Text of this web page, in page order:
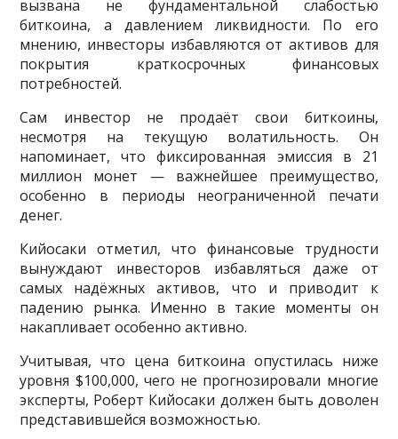
вызвана не фундаментальной слабостью
биткоина, а давлением ликвидности. По его
мнению, инвесторы избавляются от активов для
покрытия краткосрочных финансовых
потребностей.
Сам инвестор не продаёт свои биткоины,
несмотря на текущую волатильность. Он
напоминает, что фиксированная эмиссия в 21
миллион монет — важнейшее преимущество,
особенно в периоды неограниченной печати
денег.
Кийосаки отметил, что финансовые трудности
вынуждают инвесторов избавляться даже от
самых надёжных активов, что и приводит к
падению рынка. Именно в такие моменты он
накапливает особенно активно.
Учитывая, что цена биткоина опустилась ниже
уровня $100,000, чего не прогнозировали многие
эксперты, Роберт Кийосаки должен быть доволен
представившейся возможностью.